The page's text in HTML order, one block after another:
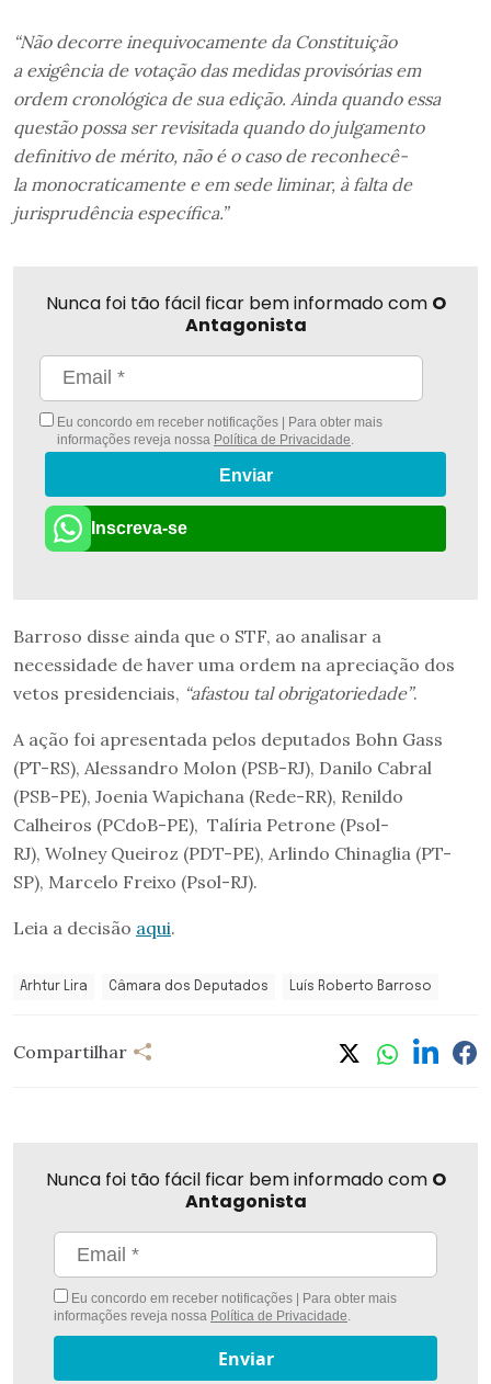
“Não decorre inequivocamente da Constituição
a exigência de votação das medidas provisórias em
ordem cronológica de sua edição. Ainda quando essa
questão possa ser revisitada quando do julgamento
definitivo de mérito, não é o caso de reconhecê-
la monocraticamente e em sede liminar, à falta de
jurisprudência específica.”
Nunca foi tão fácil ficar bem informado com O
Antagonista
Eu concordo em receber notificações | Para obter mais
informações reveja nossa Política de Privacidade.
Enviar
Inscreva-se
Barroso disse ainda que o STF, ao analisar a
necessidade de haver uma ordem na apreciação dos
vetos presidenciais, “afastou tal obrigatoriedade”.
A ação foi apresentada pelos deputados Bohn Gass
(PT-RS), Alessandro Molon (PSB-RJ), Danilo Cabral
(PSB-PE), Joenia Wapichana (Rede-RR), Renildo
Calheiros (PCdoB-PE), Talíria Petrone (Psol-
RJ), Wolney Queiroz (PDT-PE), Arlindo Chinaglia (PT-
SP), Marcelo Freixo (Psol-RJ).
Leia a decisão aqui.
Arhtur Lira Câmara dos Deputados Luís Roberto Barroso
Compartilhar
Nunca foi tão fácil ficar bem informado com O
Antagonista
Eu concordo em receber notificações | Para obter mais
informações reveja nossa Política de Privacidade.
Enviar